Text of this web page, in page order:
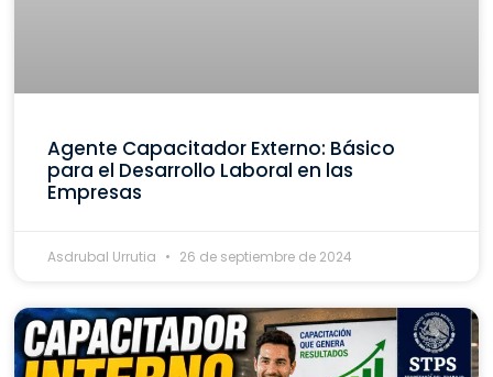
Agente Capacitador Externo: Básico
para el Desarrollo Laboral en las
Empresas
Asdrubal Urrutia 26 de septiembre de 2024